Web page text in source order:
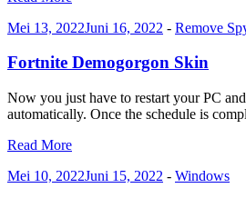
Mei 13, 2022Juni 16, 2022 - Remove
Fortnite Demogorgon Skin
Now you just have to restart your PC
automatically. Once the schedule is
Read More
Mei 10, 2022Juni 15, 2022 - Windows